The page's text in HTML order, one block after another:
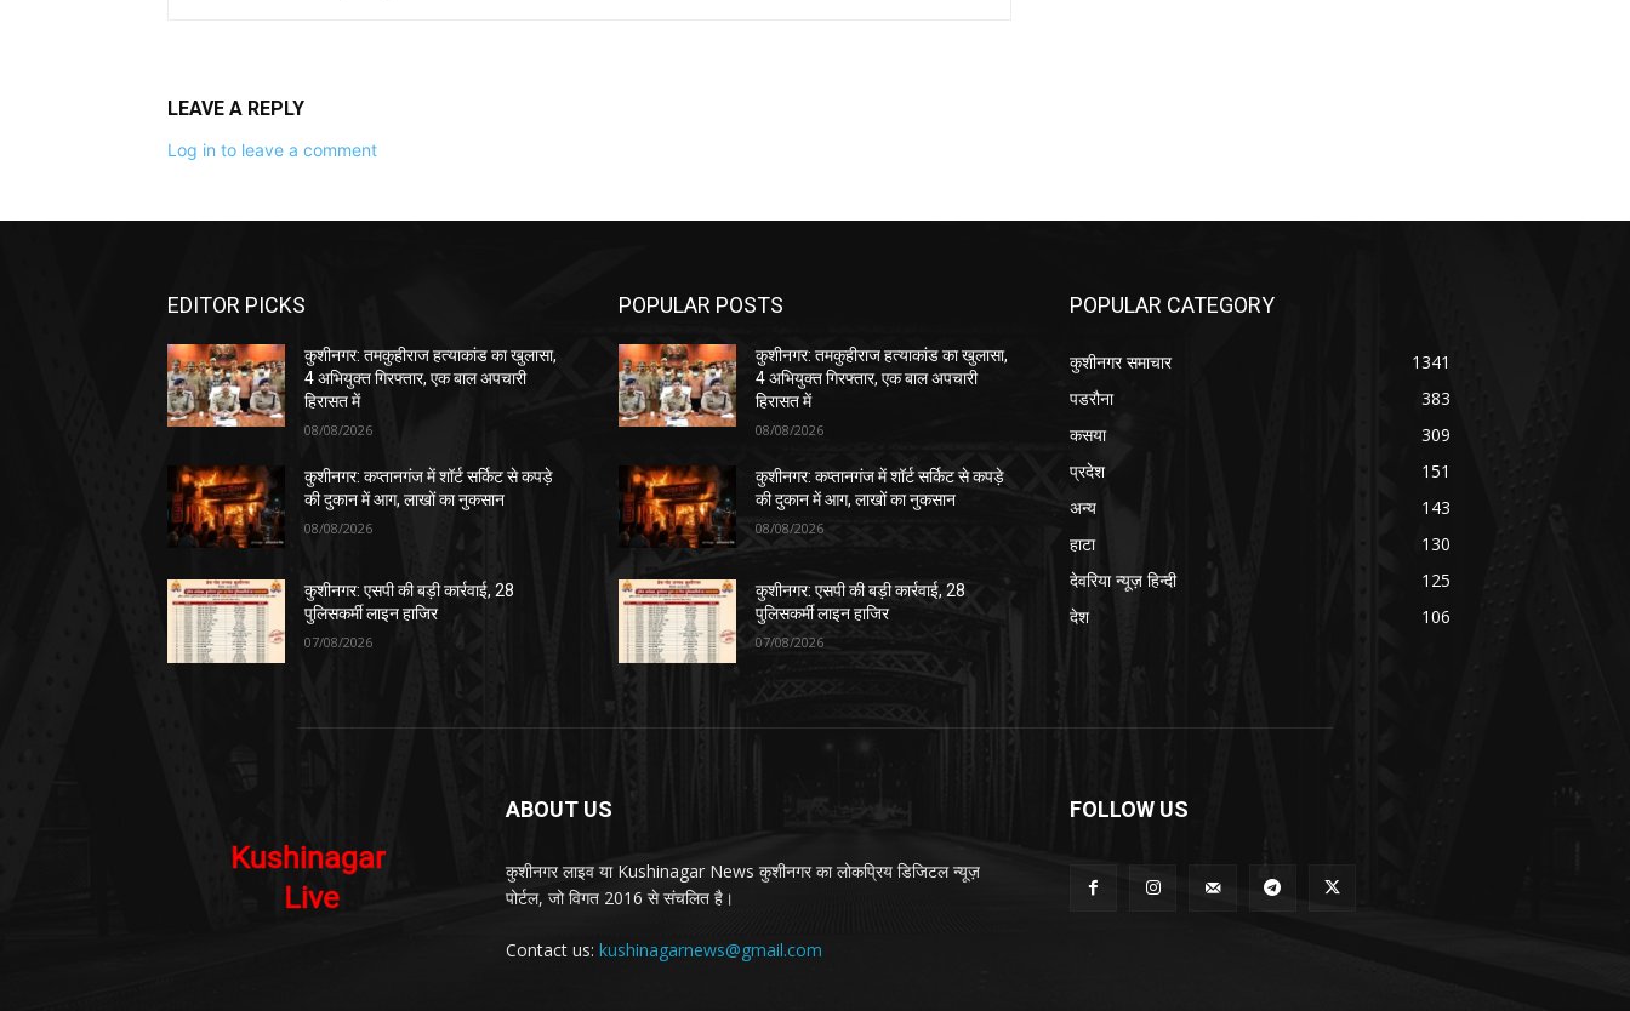
LEAVE A REPLY
Log in to leave a comment
EDITOR PICKS
कुशीनगर: तमकुहीराज हत्याकांड का खुलासा,
4 अभियुक्त गिरफ्तार, एक बाल अपचारी
हिरासत में
08/08/2026
कुशीनगर: कप्तानगंज में शॉर्ट सर्किट से कपड़े
की दुकान में आग, लाखों का नुकसान
08/08/2026
कुशीनगर: एसपी की बड़ी कार्रवाई, 28
पुलिसकर्मी लाइन हाजिर
07/08/2026
POPULAR POSTS
कुशीनगर: तमकुहीराज हत्याकांड का खुलासा,
4 अभियुक्त गिरफ्तार, एक बाल अपचारी
हिरासत में
08/08/2026
कुशीनगर: कप्तानगंज में शॉर्ट सर्किट से कपड़े
की दुकान में आग, लाखों का नुकसान
08/08/2026
कुशीनगर: एसपी की बड़ी कार्रवाई, 28
पुलिसकर्मी लाइन हाजिर
07/08/2026
POPULAR CATEGORY
कुशीनगर समाचार
1341
पडरौना
383
कसया
309
प्रदेश
151
अन्य
143
हाटा
130
देवरिया न्यूज़ हिन्दी
125
देश
106
ABOUT US
कुशीनगर लाइव या Kushinagar News कुशीनगर का लोकप्रिय डिजिटल न्यूज़
पोर्टल, जो विगत 2016 से संचलित है।
Contact us: kushinagarnews@gmail.com
FOLLOW US